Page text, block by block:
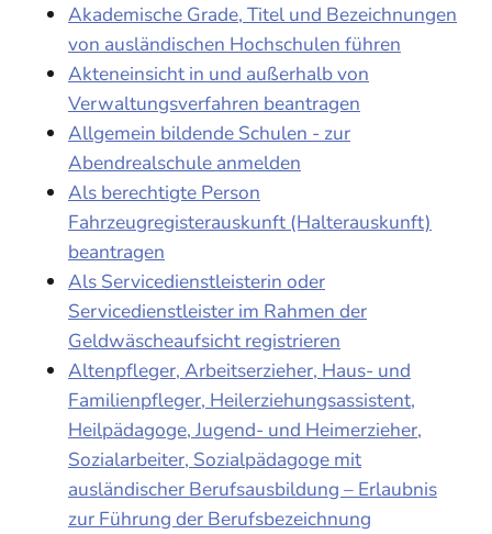
Akademische Grade, Titel und Bezeichnungen
von ausländischen Hochschulen führen
Akteneinsicht in und außerhalb von
Verwaltungsverfahren beantragen
Allgemein bildende Schulen - zur
Abendrealschule anmelden
Als berechtigte Person
Fahrzeugregisterauskunft (Halterauskunft)
beantragen
Als Servicedienstleisterin oder
Servicedienstleister im Rahmen der
Geldwäscheaufsicht registrieren
Altenpfleger, Arbeitserzieher, Haus- und
Familienpfleger, Heilerziehungsassistent,
Heilpädagoge, Jugend- und Heimerzieher,
Sozialarbeiter, Sozialpädagoge mit
ausländischer Berufsausbildung – Erlaubnis
zur Führung der Berufsbezeichnung